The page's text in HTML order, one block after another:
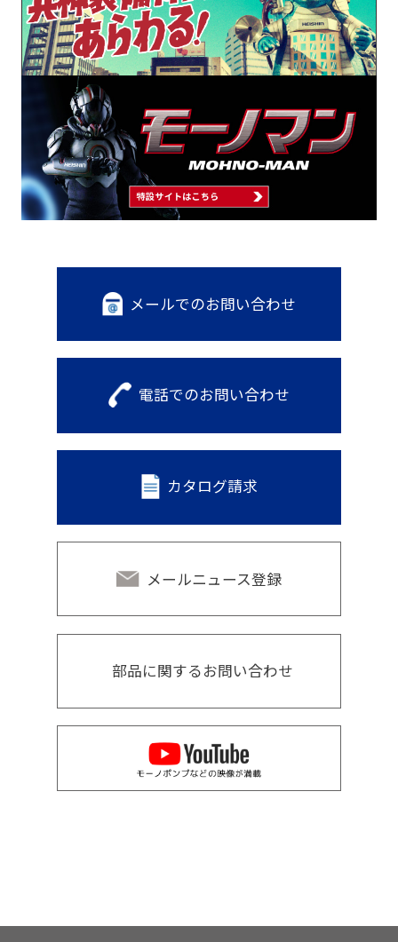
メールでのお問い合わせ
電話でのお問い合わせ
カタログ請求
メールニュース登録
部品に関するお問い合わせ